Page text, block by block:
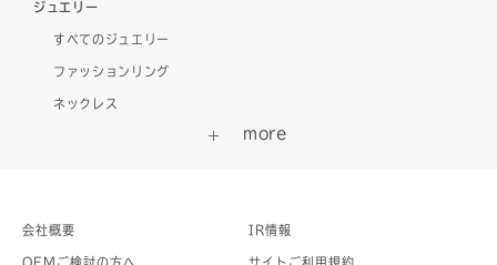
ジュエリー
すべてのジュエリー
ファッションリング
ネックレス
会社概要 IR情報
OEMご検討の方へ サイトご利用規約